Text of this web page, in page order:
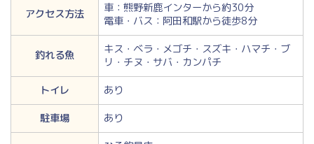
アクセス方法
車：熊野新鹿インターから約30分
電車・バス：阿田和駅から徒歩8分
釣れる魚
キス・ベラ・メゴチ・スズキ・ハマチ・ブ
リ・チヌ・サバ・カンパチ
トイレ
あり
駐車場
あり